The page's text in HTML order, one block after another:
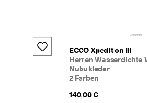
ECCO Xpedition Iii
Herren Wasserdichte
Nubukleder
2 Farben
140,00 €